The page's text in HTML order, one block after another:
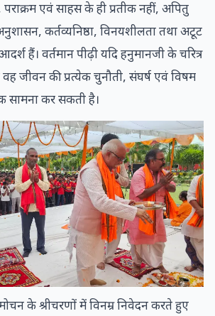
एवं साहस के ही प्रतीक नहीं, अपितु
कर्तव्यनिष्ठा, विनयशीलता तथा अटूट
हैं। वर्तमान पीढ़ी यदि हनुमानजी के चरित्र
वह जीवन की प्रत्येक चुनौती, संघर्ष एवं विषम
सामना कर सकती है।
के श्रीचरणों में विनम्र निवेदन करते हुए